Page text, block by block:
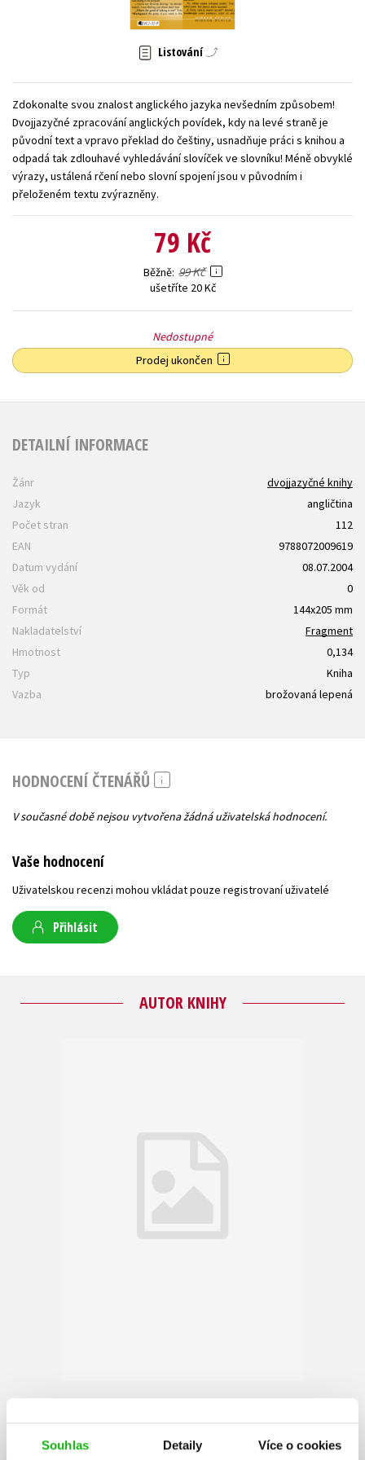
Souhlas Detaily Více o cookies
Zahraniční literatura
Všechny tituly
Listování
Zdokonalte svou znalost anglického jazyka nevšedním způsobem!
Dvojjazyčné zpracování anglických povídek, kdy na levé straně je
původní text a vpravo překlad do češtiny, usnadňuje práci s knihou a
odpadá tak zdlouhavé vyhledávání slovíček ve slovníku! Méně obvyklé
výrazy, ustálená rčení nebo slovní spojení jsou v původním i
přeloženém textu zvýrazněny.
79 Kč
Běžně 99 Kč
ušetříte 20 Kč
Nedostupné
Prodej ukončen
DETAILNÍ INFORMACE
Žánr
dvojjazyčné knihy
Jazyk
angličtina
Počet stran
112
EAN
9788072009619
Datum vydání
08.07.2004
Věk od
0
Formát
144x205 mm
Nakladatelství
Fragment
Hmotnost
0,134
Typ
Kniha
Vazba
brožovaná lepená
HODNOCENÍ ČTENÁŘŮ
V současné době nejsou vytvořena žádná uživatelská hodnocení.
Vaše hodnocení
Uživatelskou recenzi mohou vkládat pouze registrovaní uživatelé
Přihlásit
AUTOR KNIHY
Anglický spisovatel Jerome Klapka Jerome bezesporu patří k